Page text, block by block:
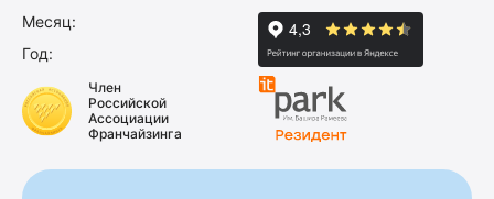
Месяц:
Год:
Член
Российской
Ассоциации
Франчайзинга